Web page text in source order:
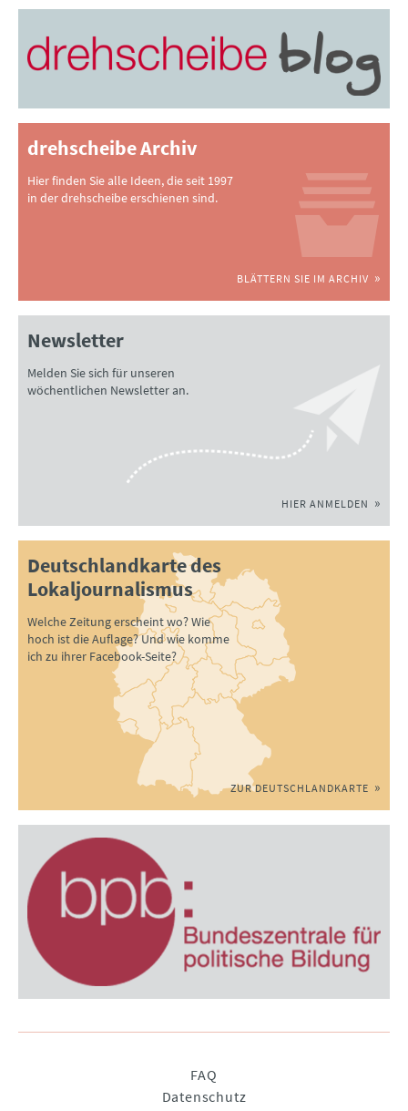
drehscheibe Archiv
Hier finden Sie alle Ideen, die seit 1997
in der drehscheibe erschienen sind.
BLÄTTERN SIE IM ARCHIV
Newsletter
Melden Sie sich für unseren
wöchentlichen Newsletter an.
HIER ANMELDEN
Deutschlandkarte des
Lokaljournalismus
Welche Zeitung erscheint wo? Wie
hoch ist die Auflage? Und wie komme
ich zu ihrer Facebook-Seite?
ZUR DEUTSCHLANDKARTE
FAQ
Datenschutz